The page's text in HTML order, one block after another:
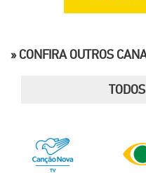
» CONFIRA OUTROS